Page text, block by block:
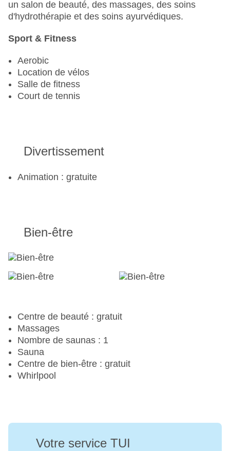
un salon de beauté, des massages, des soins
d'hydrothérapie et des soins ayurvédiques.
Sport & Fitness
Aerobic
Location de vélos
Salle de fitness
Court de tennis
Divertissement
Animation : gratuite
Bien-être
Centre de beauté : gratuit
Massages
Nombre de saunas : 1
Sauna
Centre de bien-être : gratuit
Whirlpool
Votre service TUI